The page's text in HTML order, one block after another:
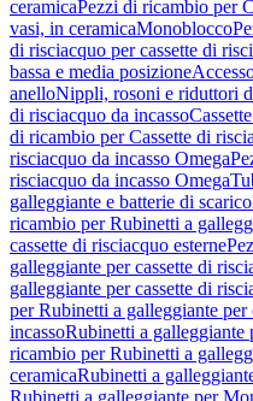
ceramicaPezzi di ricambio per
vasi, in ceramicaMonoblocco
di risciacquo per cassette di
bassa e media posizione
anelloNippli, rosoni e riduttori
di risciacquo da incasso
di ricambio per Cassette di
risciacquo da incasso Omega
risciacquo da incasso Omega
galleggiante e batterie di scarico
ricambio per Rubinetti a
cassette di risciacquo esterne
galleggiante per cassette di
galleggiante per cassette di
per Rubinetti a galleggiante per
incassoRubinetti a galleggiante
ricambio per Rubinetti a
ceramicaRubinetti a
Rubinetti a galleggiante per